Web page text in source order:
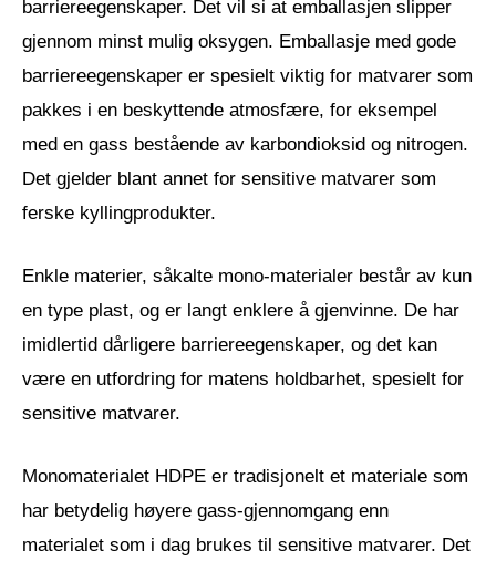
barriereegenskaper. Det vil si at emballasjen slipper
gjennom minst mulig oksygen. Emballasje med gode
barriereegenskaper er spesielt viktig for matvarer som
pakkes i en beskyttende atmosfære, for eksempel
med en gass bestående av karbondioksid og nitrogen.
Det gjelder blant annet for sensitive matvarer som
ferske kyllingprodukter.
Enkle materier, såkalte mono-materialer består av kun
en type plast, og er langt enklere å gjenvinne. De har
imidlertid dårligere barriereegenskaper, og det kan
være en utfordring for matens holdbarhet, spesielt for
sensitive matvarer.
Monomaterialet HDPE er tradisjonelt et materiale som
har betydelig høyere gass-gjennomgang enn
materialet som i dag brukes til sensitive matvarer. Det